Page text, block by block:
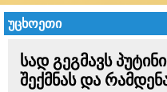
უცხოეთი
სად გეგმავს
შექმნას და